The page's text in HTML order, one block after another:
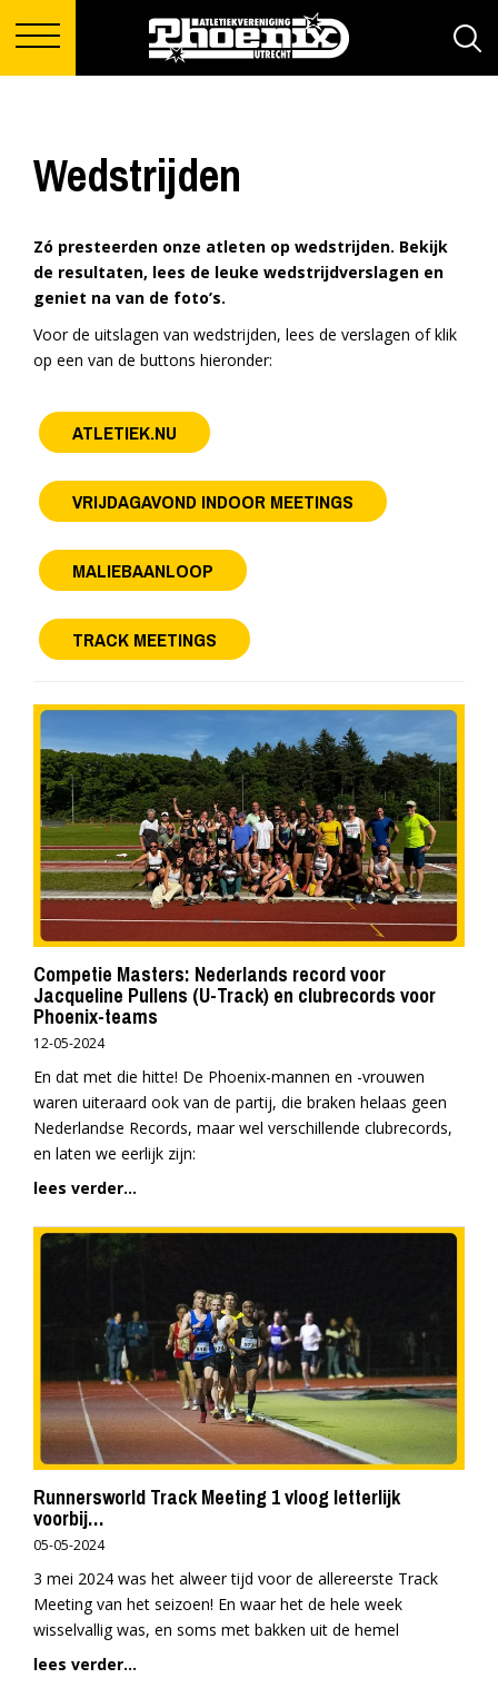
Wedstrijden
Zó presteerden onze atleten op wedstrijden. Bekijk
de resultaten, lees de leuke wedstrijdverslagen en
geniet na van de foto’s.
Voor de uitslagen van wedstrijden, lees de verslagen of klik
op een van de buttons hieronder:
ATLETIEK.NU
VRIJDAGAVOND INDOOR MEETINGS
MALIEBAANLOOP
TRACK MEETINGS
Competie Masters: Nederlands record voor
Jacqueline Pullens (U-Track) en clubrecords voor
Phoenix-teams
12-05-2024
En dat met die hitte! De Phoenix-mannen en -vrouwen
waren uiteraard ook van de partij, die braken helaas geen
Nederlandse Records, maar wel verschillende clubrecords,
en laten we eerlijk zijn:
lees verder...
Runnersworld Track Meeting 1 vloog letterlijk
voorbij…
05-05-2024
3 mei 2024 was het alweer tijd voor de allereerste Track
Meeting van het seizoen! En waar het de hele week
wisselvallig was, en soms met bakken uit de hemel
lees verder...